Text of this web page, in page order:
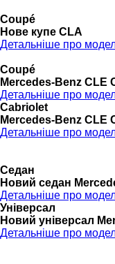
Coupé
Нове купе CLA
Детальніше про
Coupé
Mercedes-Benz CLE
Детальніше про
Cabriolet
Mercedes-Benz CLE
Детальніше про
Седан
Новий седан
Детальніше про
Універсал
Новий універсал
Детальніше про